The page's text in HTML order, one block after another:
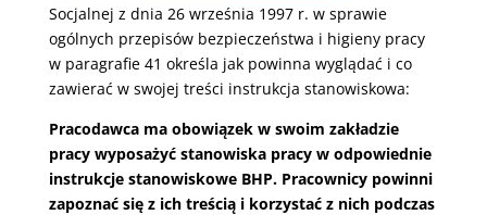
Socjalnej z dnia 26 września 1997 r. w sprawie
ogólnych przepisów bezpieczeństwa i higieny pracy
w paragrafie 41 określa jak powinna wyglądać i co
zawierać w swojej treści instrukcja stanowiskowa:
Pracodawca ma obowiązek w swoim zakładzie
pracy wyposażyć stanowiska pracy w odpowiednie
instrukcje stanowiskowe BHP. Pracownicy powinni
zapoznać się z ich treścią i korzystać z nich podczas